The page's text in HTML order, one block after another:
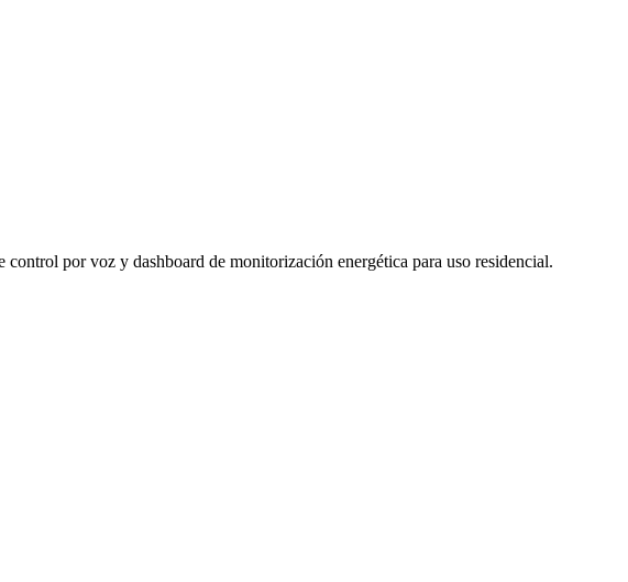
por voz y dashboard de monitorización energética para uso residencial.